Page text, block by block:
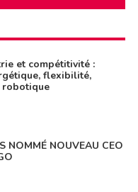
et compétitivité :
flexibilité,
robotique
NOMMÉ NOUVEAU CEO